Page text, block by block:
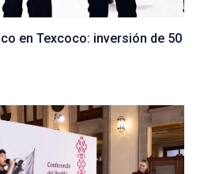
en Texcoco: inversión de 50